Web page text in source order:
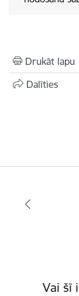
Drukāt lapu
Dalīties
Vai šī